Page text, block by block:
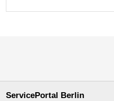
ServicePortal Berlin